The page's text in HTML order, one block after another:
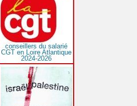
conseillers du salarié
CGT en Loire Atlantique
2024-2026